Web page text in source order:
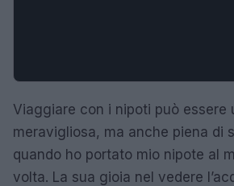
Viaggiare con i nipoti può essere
meravigliosa, ma anche piena di
quando ho portato mio nipote al
volta. La sua gioia nel vedere